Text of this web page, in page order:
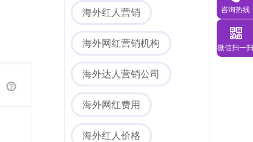
海外网红营销
海外红人营销
海外网红营销机构
海外达人营销公司
海外网红费用
海外红人价格
咨询热线
微信扫一扫